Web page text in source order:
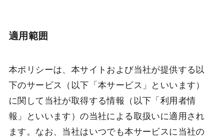
適用範囲
本ポリシーは、本サイトおよび当社が提供する以
下のサービス（以下「本サービス」といいます）
に関して当社が取得する情報（以下「利用者情
報」といいます）の当社による取扱いに適用され
ます。なお、当社はいつでも本サービスに当社の